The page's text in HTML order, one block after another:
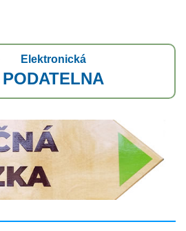
Elektronická
PODATELNA